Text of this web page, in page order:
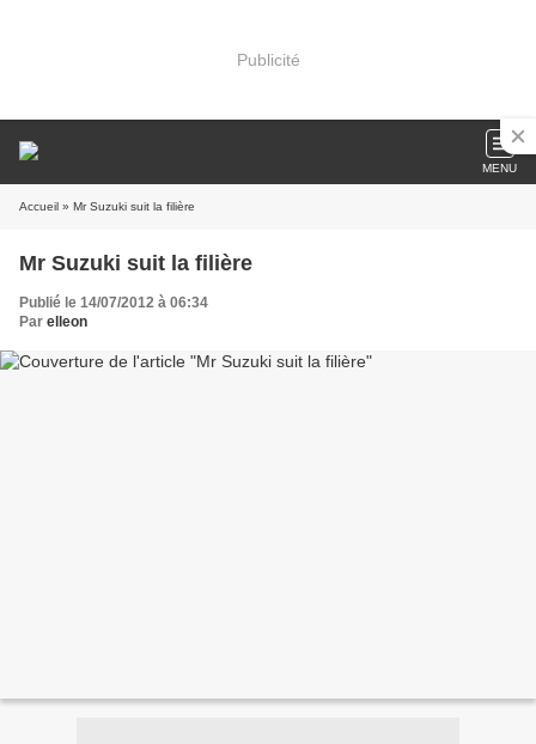
Publicité
MENU
Accueil » Mr Suzuki suit la filière
Mr Suzuki suit la filière
Publié le 14/07/2012 à 06:34
Par elleon